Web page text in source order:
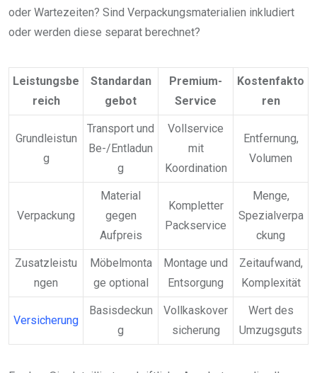
oder Wartezeiten? Sind Verpackungsmaterialien inkludiert
oder werden diese separat berechnet?
Leistungsbe
reich
Standardan
gebot
Premium-
Service
Kostenfakto
ren
Grundleistun
g
Transport und
Be-/Entladun
g
Vollservice
mit
Koordination
Entfernung,
Volumen
Verpackung
Material
gegen
Aufpreis
Kompletter
Packservice
Menge,
Spezialverpa
ckung
Zusatzleistu
ngen
Möbelmonta
ge optional
Montage und
Entsorgung
Zeitaufwand,
Komplexität
Versicherung
Basisdeckun
g
Vollkaskover
sicherung
Wert des
Umzugsguts